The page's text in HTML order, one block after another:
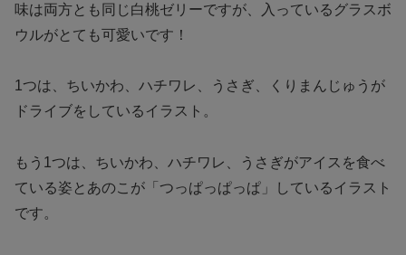
味は両方とも同じ白桃ゼリーですが、入っているグラスボ
ウルがとても可愛いです！
1つは、ちいかわ、ハチワレ、うさぎ、くりまんじゅうが
ドライブをしているイラスト。
もう1つは、ちいかわ、ハチワレ、うさぎがアイスを食べ
ている姿とあのこが「つっぱっぱっぱ」しているイラスト
です。